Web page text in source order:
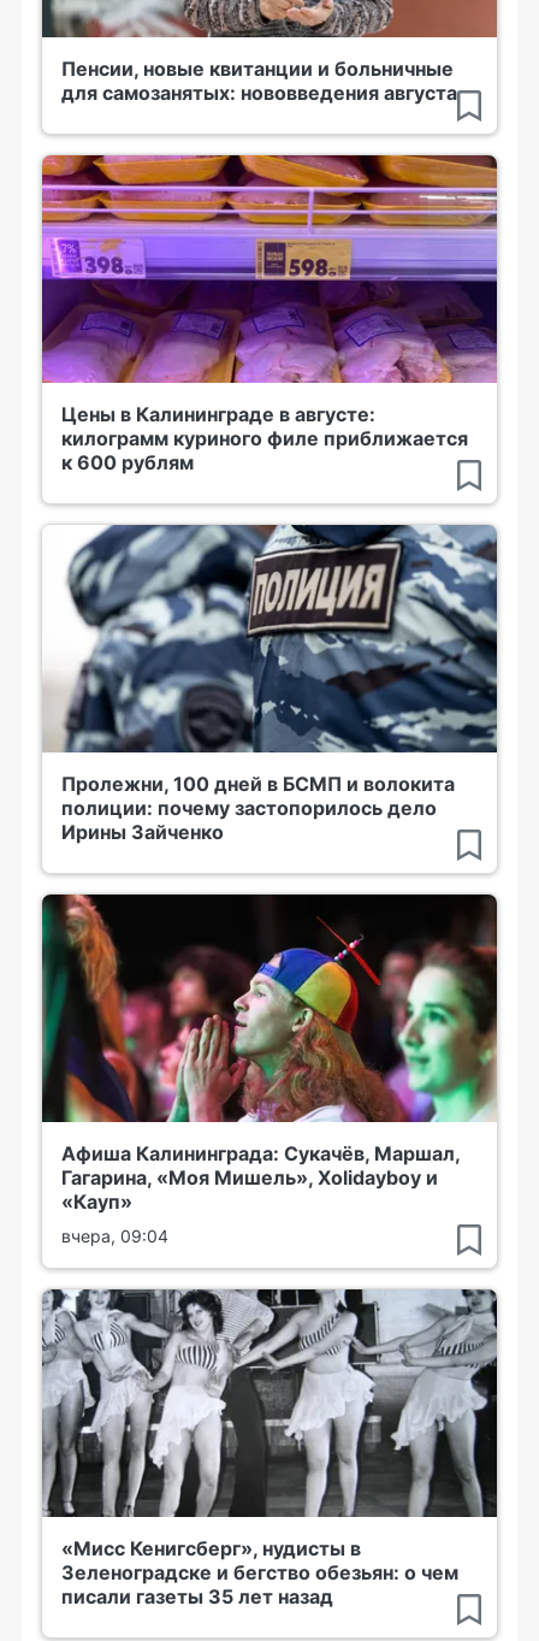
Пенсии, новые квитанции и больничные
для самозанятых: нововведения августа
Цены в Калининграде в августе:
килограмм куриного филе приближается
к 600 рублям
Пролежни, 100 дней в БСМП и волокита
полиции: почему застопорилось дело
Ирины Зайченко
Афиша Калининграда: Сукачёв, Маршал,
Гагарина, «Моя Мишель», Xolidayboy и
«Кауп»
вчера, 09:04
«Мисс Кенигсберг», нудисты в
Зеленоградске и бегство обезьян: о чем
писали газеты 35 лет назад